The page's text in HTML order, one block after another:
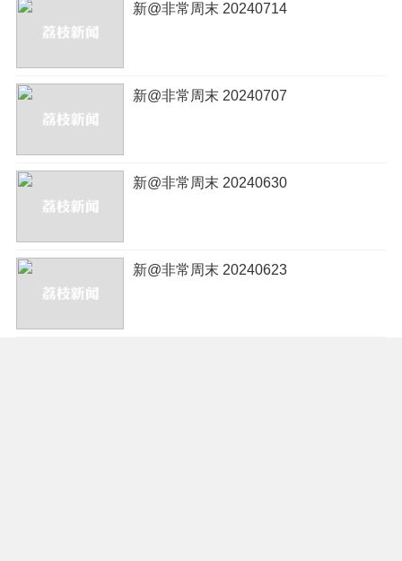
新@非常周末 20240714
新@非常周末 20240707
新@非常周末 20240630
新@非常周末 20240623